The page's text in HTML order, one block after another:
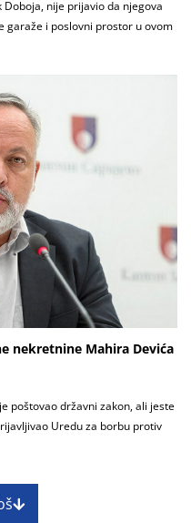
nije prijavio da njegova
garaže i poslovni prostor u ovom
nekretnine Mahira Devića
poštovao državni zakon, ali jeste
Uredu za borbu protiv